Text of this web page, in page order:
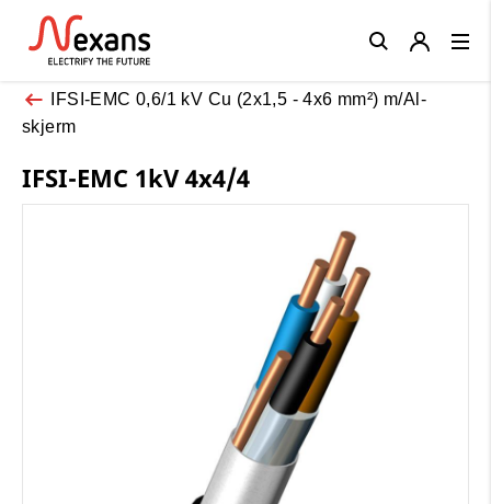
IFSI-EMC 0,6/1 kV Cu (2x1,5 - 4x6 mm²) m/Al-
skjerm
IFSI-EMC 1kV 4x4/4
Close